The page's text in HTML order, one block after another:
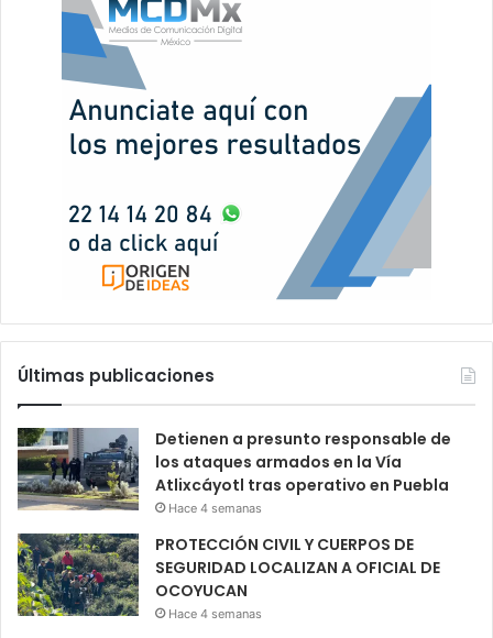
Últimas publicaciones
Detienen a presunto responsable de
los ataques armados en la Vía
Atlixcáyotl tras operativo en Puebla
Hace 4 semanas
PROTECCIÓN CIVIL Y CUERPOS DE
SEGURIDAD LOCALIZAN A OFICIAL DE
OCOYUCAN
Hace 4 semanas